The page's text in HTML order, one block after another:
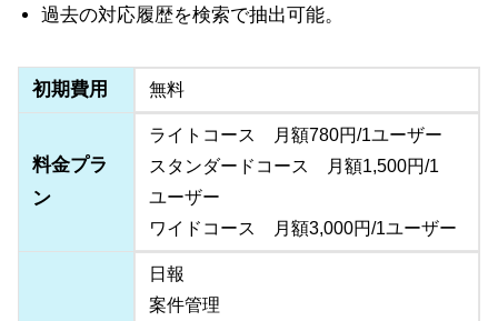
過去の対応履歴を検索で抽出可能。
初期費用 無料
料金プラ
ン
ライトコース 月額780円/1ユーザー
スタンダードコース 月額1,500円/1
ユーザー
ワイドコース 月額3,000円/1ユーザー
日報
案件管理